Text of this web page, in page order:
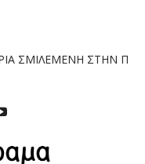
ΣΤΗΝ ΠΕΤΡΑ” ΤΩΝ